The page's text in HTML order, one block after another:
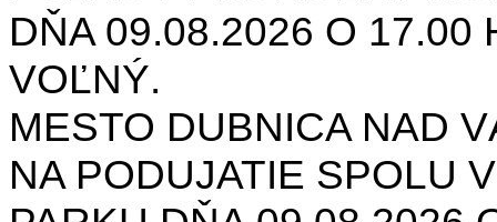
DŇA 09.08.2026 O 17.00
VOĽNÝ.
MESTO DUBNICA NAD
NA PODUJATIE SPOLU